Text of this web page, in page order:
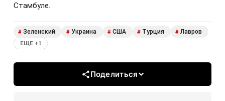
Стамбуле.
# Зеленский # Украина # США # Турция # Лавров
ЕЩЕ +1
Поделиться